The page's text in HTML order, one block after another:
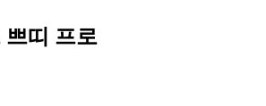
쁘띠 프로